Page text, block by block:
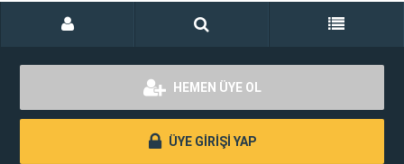
HEMEN ÜYE OL
ÜYE GİRİŞİ YAP